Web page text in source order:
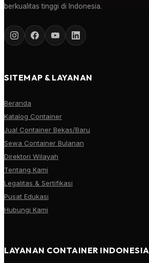
berkualitas tinggi di Indonesia.
SITEMAP & LAYANAN
Beranda
Katalog Container
Jual Container Bekas/Baru
Sewa Container Bulanan
Direktori Wilayah
Tentang Kami
Legalitas & Sertifikasi
Pusat Edukasi
Hubungi Kami
LAYANAN CONTAINER INDONESIA